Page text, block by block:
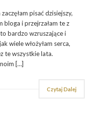
pisać dzisiejszy,
bloga i przejrzałam te z
bardzo wzruszające i
wiele włożyłam serca,
te wszystkie lata.
[…]
Czytaj Dalej